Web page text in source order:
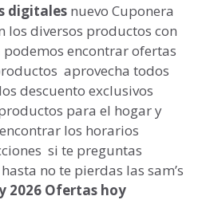
digitales nuevo Cuponera
los diversos productos con
encontrar ofertas
aprovecha todos
descuento exclusivos
para el hogar y
los horarios
si te preguntas
no te pierdas las sam’s
2026 Ofertas hoy